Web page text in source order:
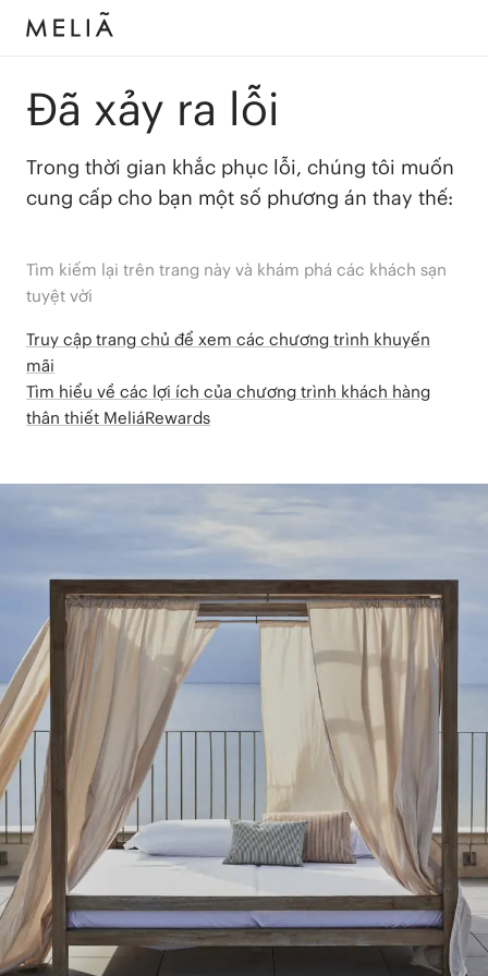
Đã xảy ra lỗi
Trong thời gian khắc phục lỗi, chúng tôi muốn
cung cấp cho bạn một số phương án thay thế:
Tìm kiếm lại trên trang này và khám phá các khách sạn
tuyệt vời
Truy cập trang chủ để xem các chương trình khuyến
mãi
Tìm hiểu về các lợi ích của chương trình khách hàng
thân thiết MeliáRewards